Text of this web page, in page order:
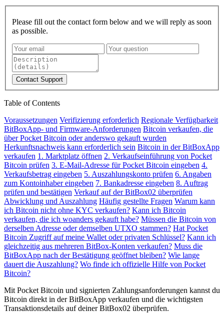
Please fill out the contact form below and we will reply as soon
as possible.
Contact Support
Table of Contents
Voraussetzungen Verifizierung erforderlich Regionale Verfügbarkeit
BitBoxApp- und Firmware-Anforderungen Bitcoin verkaufen, die
über Pocket Bitcoin oder anderswo gekauft wurden
Herkunftsnachweis kann erforderlich sein Bitcoin in der BitBoxApp
verkaufen 1. Marktplatz öffnen 2. Verkaufseinführung von Pocket
Bitcoin prüfen 3. E-Mail-Adresse für Pocket Bitcoin eingeben 4.
Verkaufsbetrag eingeben 5. Auszahlungskonto prüfen 6. Angaben
zum Kontoinhaber eingeben 7. Bankadresse eingeben 8. Auftrag
prüfen und bestätigen Verkauf auf der BitBox02 überprüfen
Abwicklung und Auszahlung Häufig gestellte Fragen Warum kann
ich Bitcoin nicht ohne KYC verkaufen? Kann ich Bitcoin
verkaufen, die ich woanders gekauft habe? Müssen die Bitcoin von
derselben Adresse oder demselben UTXO stammen? Hat Pocket
Bitcoin Zugriff auf meine Wallet oder privaten Schlüssel? Kann ich
gleichzeitig aus mehreren BitBox-Konten verkaufen? Muss die
BitBoxApp nach der Bestätigung geöffnet bleiben? Wie lange
dauert die Auszahlung? Wo finde ich offizielle Hilfe von Pocket
Bitcoin?
Mit Pocket Bitcoin und signierten Zahlungsanforderungen kannst du
Bitcoin direkt in der BitBoxApp verkaufen und die wichtigsten
Transaktionsdetails auf deiner BitBox02 überprüfen.